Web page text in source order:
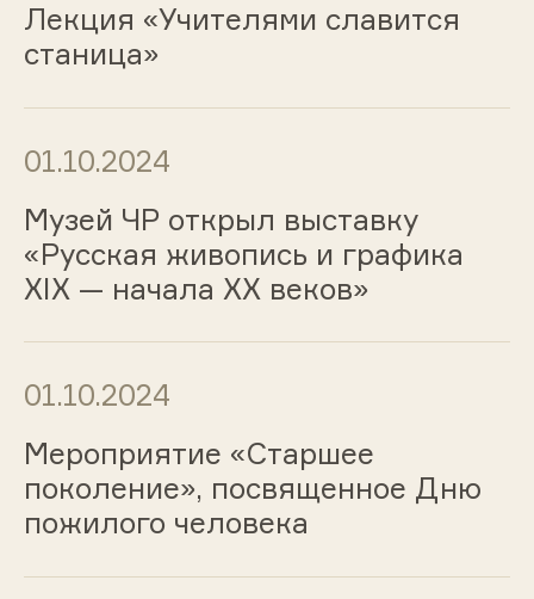
Лекция «Учителями славится
станица»
01.10.2024
Музей ЧР открыл выставку
«Русская живопись и графика
XIX — начала XX веков»
01.10.2024
Мероприятие «Старшее
поколение», посвященное Дню
пожилого человека